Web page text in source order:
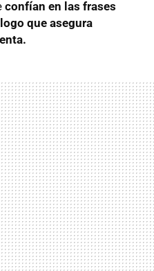
confían en las frases
que asegura